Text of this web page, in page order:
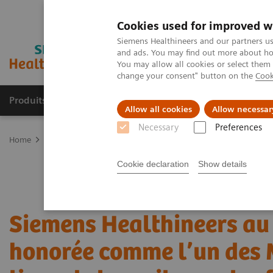
Cookies used for improved
Siemens Healthineers and our partners
and ads. You may find out more about
You may allow all cookies or select
change your consent" button on the
Allow all cookies Allow
Necessary Preferences
Cookie declaration Show details
Produits et services Spécialités cliniques &
Home
Siemens Healthineers
honorée comme l’un